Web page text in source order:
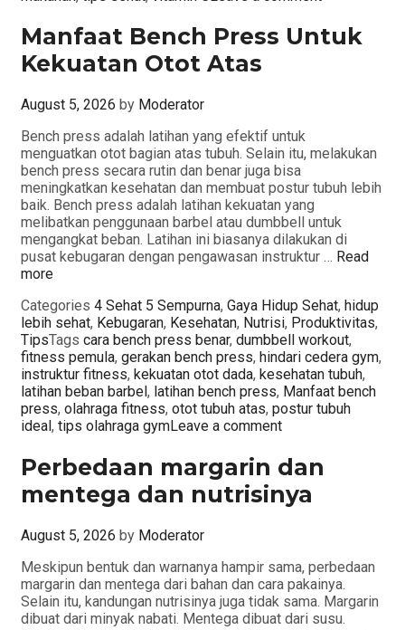
Manfaat Bench Press Untuk
Kekuatan Otot Atas
August 5, 2026 by Moderator
Bench press adalah latihan yang efektif untuk
menguatkan otot bagian atas tubuh. Selain itu, melakukan
bench press secara rutin dan benar juga bisa
meningkatkan kesehatan dan membuat postur tubuh lebih
baik. Bench press adalah latihan kekuatan yang
melibatkan penggunaan barbel atau dumbbell untuk
mengangkat beban. Latihan ini biasanya dilakukan di
pusat kebugaran dengan pengawasan instruktur … Read
more
Categories 4 Sehat 5 Sempurna, Gaya Hidup Sehat, hidup
lebih sehat, Kebugaran, Kesehatan, Nutrisi, Produktivitas,
TipsTags cara bench press benar, dumbbell workout,
fitness pemula, gerakan bench press, hindari cedera gym,
instruktur fitness, kekuatan otot dada, kesehatan tubuh,
latihan beban barbel, latihan bench press, Manfaat bench
press, olahraga fitness, otot tubuh atas, postur tubuh
ideal, tips olahraga gymLeave a comment
Perbedaan margarin dan
mentega dan nutrisinya
August 5, 2026 by Moderator
Meskipun bentuk dan warnanya hampir sama, perbedaan
margarin dan mentega dari bahan dan cara pakainya.
Selain itu, kandungan nutrisinya juga tidak sama. Margarin
dibuat dari minyak nabati. Mentega dibuat dari susu.